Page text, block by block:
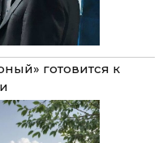
готовится к